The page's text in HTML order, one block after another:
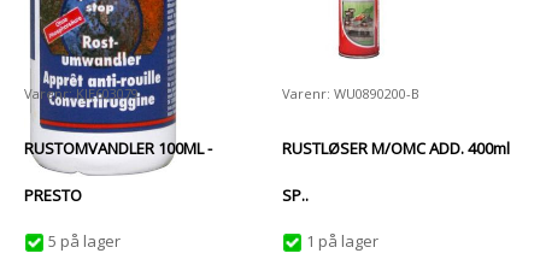
Varenr: KJE603079
RUSTOMVANDLER 100ML -
PRESTO
5 på lager
Varenr: WU0890200-B
RUSTLØSER M/OMC ADD. 400ml
SP..
1 på lager